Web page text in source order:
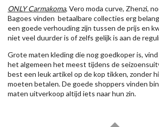
ONLY Carmakoma, Vero moda curve, Zhenzi,
Bagoes vinden betaalbare collecties erg
een goede verhouding zijn tussen de prijs en
niet veel duurder is of zelfs gelijk is aan de
Grote maten kleding die nog goedkoper is,
het algemeen het meest tijdens de
best een leuk artikel op de kop tikken, zonder
moeten betalen. De goede shoppers vinden
maten uitverkoop altijd iets naar hun zin.